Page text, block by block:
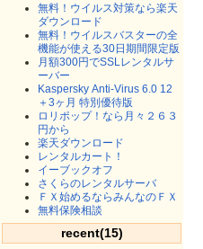
無料！ウイルス対策なら楽天
ダウンロード
無料！ウイルスバスターの全
機能が使える30日期間限定版
月額300円でSSLレンタルサ
ーバー
Kaspersky Anti-Virus 6.0 12
＋3ヶ月 特別優待版
ロリポップ！なら月々２６３
円から
楽天ダウンロード
レンタルカート！
イーブックオフ
さくらのレンタルサーバ
ＦＸ始めるならみんなのＦＸ
無料保険相談
recent(15)